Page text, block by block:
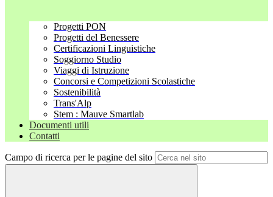
Progetti PON
Progetti del Benessere
Certificazioni Linguistiche
Soggiorno Studio
Viaggi di Istruzione
Concorsi e Competizioni Scolastiche
Sostenibilità
Trans'Alp
Stem : Mauve Smartlab
Documenti utili
Contatti
Campo di ricerca per le pagine del sito